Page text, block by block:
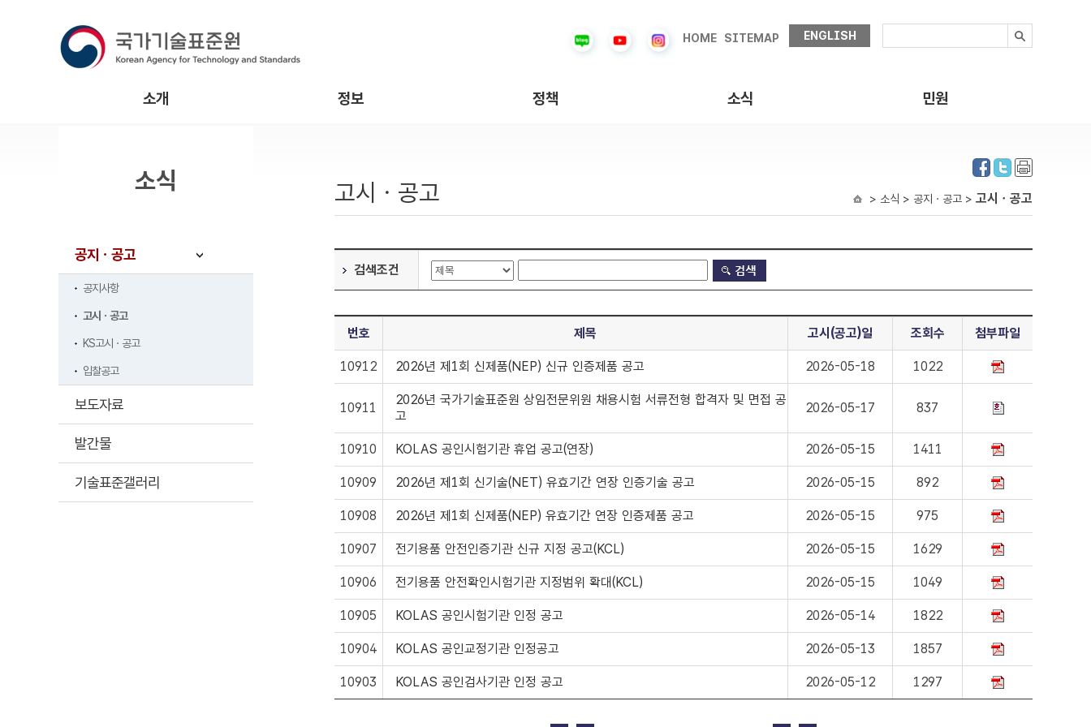
HOME SITEMAP ENGLISH
소개 정보 정책 소식 민원
고시ㆍ공고 > 소식 > 공지ㆍ공고 > 고시ㆍ공고
검색조건
번호 제목 고시(공고)일 조회수 첨부파일
10912 2026년 제1회 신제품(NEP) 신규 인증제품 공고 2026-05-18 1022
10911
2026년 국가기술표준원 상임전문위원 채용시험 서류전형 합격자 및 면접 공
고
2026-05-17 837
10910 KOLAS 공인시험기관 휴업 공고(연장) 2026-05-15 1411
10909 2026년 제1회 신기술(NET) 유효기간 연장 인증기술 공고 2026-05-15 892
10908 2026년 제1회 신제품(NEP) 유효기간 연장 인증제품 공고 2026-05-15 975
10907 전기용품 안전인증기관 신규 지정 공고(KCL) 2026-05-15 1629
10906 전기용품 안전확인시험기관 지정범위 확대(KCL) 2026-05-15 1049
10905 KOLAS 공인시험기관 인정 공고 2026-05-14 1822
10904 KOLAS 공인교정기관 인정공고 2026-05-13 1857
10903 KOLAS 공인검사기관 인정 공고 2026-05-12 1297
소식
공지ㆍ공고
공지사항
고시ㆍ공고
KS고시ㆍ공고
입찰공고
보도자료
발간물
기술표준갤러리